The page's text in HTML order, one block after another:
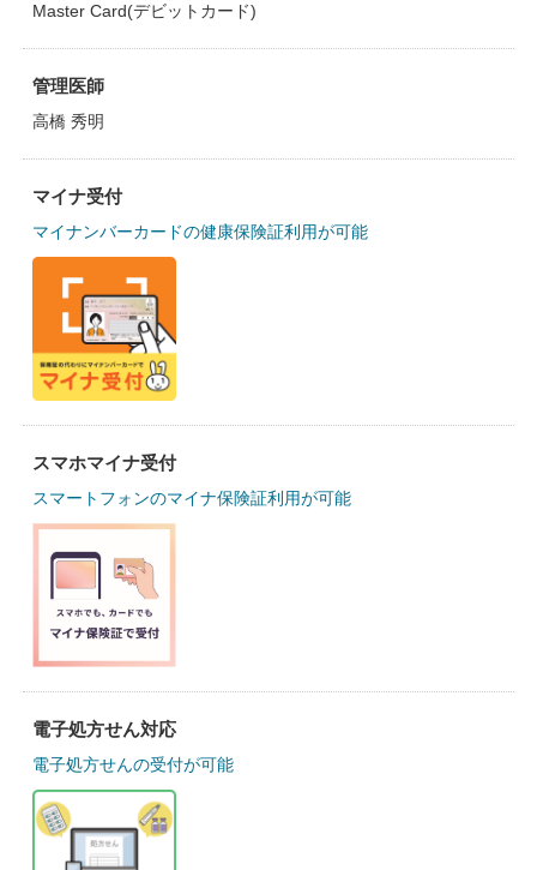
Master Card(デビットカード)
管理医師
高橋 秀明
マイナ受付
マイナンバーカードの健康保険証利用が可能
スマホマイナ受付
スマートフォンのマイナ保険証利用が可能
電子処方せん対応
電子処方せんの受付が可能